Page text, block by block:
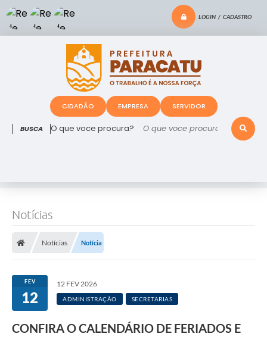
LOGIN / CADASTRO
O que voce procura?
CIDADÃO EMPRESA SERVIDOR
Notícias
Notícias Notícia
FEV
12
12 FEV 2026
ADMINISTRAÇÃO SECRETARIAS
CONFIRA O CALENDÁRIO DE FERIADOS E